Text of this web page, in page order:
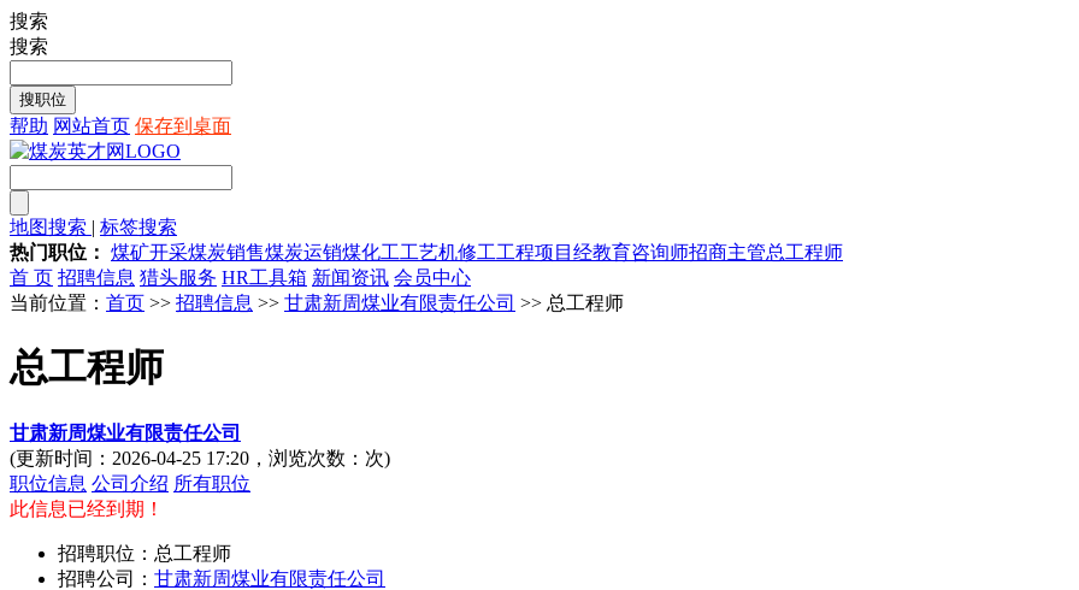
搜索
搜索
帮助 网站首页 保存到桌面
地图搜索 | 标签搜索
热门职位： 煤矿开采煤炭销售煤炭运销煤化工工艺机修工工程项目经教育咨询师招商主管总工程师
首 页 招聘信息 猎头服务 HR工具箱 新闻资讯 会员中心
当前位置： 首页 >> 招聘信息 >> 甘肃新周煤业有限责任公司 >> 总工程师
总工程师
甘肃新周煤业有限责任公司
(更新时间：2026-04-25 17:20，浏览次数： 次)
职位信息 公司介绍 所有职位
此信息已经到期！
招聘职位：总工程师
招聘公司： 甘肃新周煤业有限责任公司